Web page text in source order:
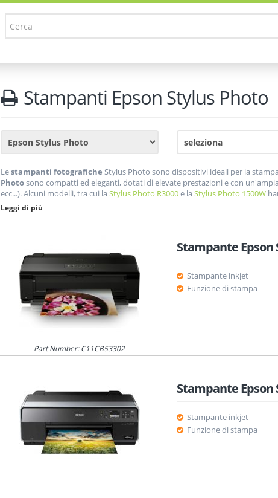
Stampanti Epson Stylus Photo
Lestampanti fotografiche Stylus Photo sono dispositivi ideali per la
Photosono compatti ed eleganti, dotati di elevate prestazioni e con
ecc...). Alcuni modelli, tra cui la Stylus Photo R3000e la Stylus Photo 1500W
stampanti fotografiche stampano in esacromia (6 colori) ad eccezione di
ottenere migliori tonalità di nero (nero opaco, nero photo, nero chiaro, nero
Leggi di più
Part Number: C11CB53302
Stampante Epson
Stampante inkjet
Funzione di stampa
Stampante Epson
Stampante inkjet
Funzione di stampa